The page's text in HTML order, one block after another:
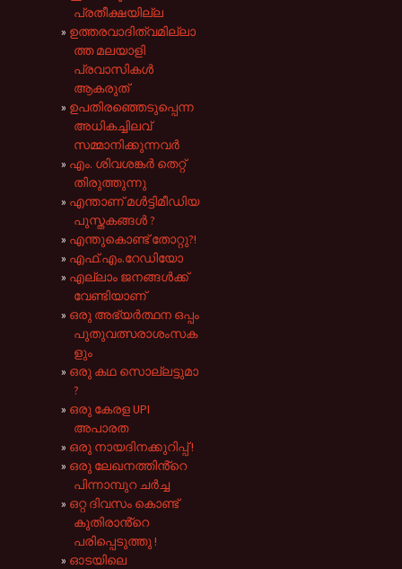
പ്രതീക്ഷയില്ല
ഉത്തരവാദിത്വമില്ലാ
ത്ത മലയാളി
പ്രവാസികൾ
ആകരുത്
ഉപതിരഞ്ഞെടുപ്പെന്ന
അധികച്ചിലവ്
സമ്മാനിക്കുന്നവർ
എം. ശിവശങ്കർ തെറ്റ്
തിരുത്തുന്നു
എന്താണ് മൾട്ടിമീഡിയ
പുസ്തകങ്ങൾ ?
എന്തുകൊണ്ട് തോറ്റു?!
എഫ്.എം.റേഡിയോ
എല്ലാം ജനങ്ങൾക്ക്
വേണ്ടിയാണ്
ഒരു അഭ്യർത്ഥന ഒപ്പം
പുതുവത്സരാശംസക
ളും
ഒരു കഥ സൊല്ലട്ടുമാ
?
ഒരു കേരള UPI
അപാരത
ഒരു നായദിനക്കുറിപ്പ് !
ഒരു ലേഖനത്തിൻ്റെ
പിന്നാമ്പുറ ചർച്ച
ഒറ്റ ദിവസം കൊണ്ട്
കുതിരാൻ്റെ
പരിപ്പെടുത്തു !
ഓടയിലെ